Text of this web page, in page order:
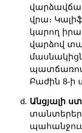
վրա։
կարող
վարձով
Բաժին 8-ի
Անցյալի
տանտերեր